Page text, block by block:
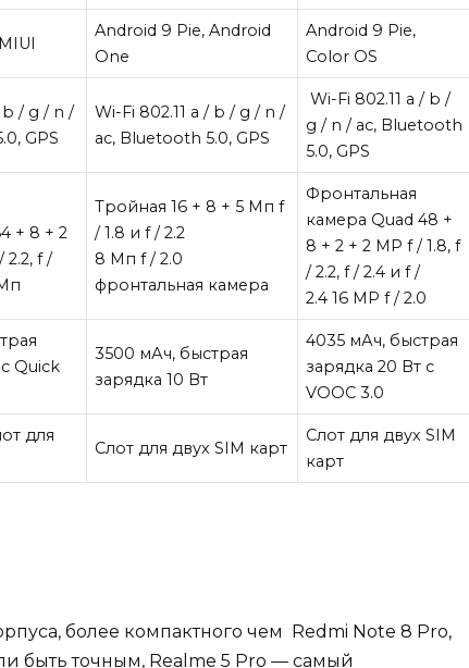
Android 9 Pie, Android
One
Android 9 Pie,
Color ОS
b / g / n /
GPS
Wi-Fi 802.11 a / b / g / n /
ac, Bluetooth 5.0, GPS
Wi-Fi 802.11 a / b /
g / n / ac, Bluetooth
5.0, GPS
+ 8 + 2
2.2, f /
Тройная 16 + 8 + 5 Мп f
/ 1.8 и f / 2.2
8 Мп f / 2.0
фронтальная камера
Фронтальная
камера Quad 48 +
8 + 2 + 2 MP f / 1.8, f
/ 2.2, f / 2.4 и f /
2.4 16 MP f / 2.0
Quick
3500 мАч, быстрая
зарядка 10 Вт
4035 мАч, быстрая
зарядка 20 Вт с
VOOC 3.0
для
Слот для двух SIM карт
Слот для двух SIM
карт
более компактного чем Redmi Note 8 Pro,
быть точным, Realme 5 Pro — самый